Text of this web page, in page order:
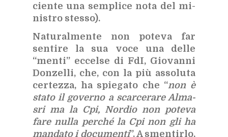
cien­te una sem­pli­ce nota del mi­
ni­stro stes­so).
Na­tu­ral­men­te non po­te­va far
sen­ti­re la sua voce una del­le
“men­ti” ec­cel­se di FdI, Gio­van­ni
Don­zel­li, che, con la più as­so­lu­ta
cer­tez­za, ha spie­ga­to che “non è
sta­to il go­ver­no a scar­ce­ra­re Al­ma­
sri ma la Cpi, Nor­dio non po­te­va
fare nul­la per­ché la Cpi non gli ha
man­da­to i do­cu­men­ti”. A smen­tir­lo,